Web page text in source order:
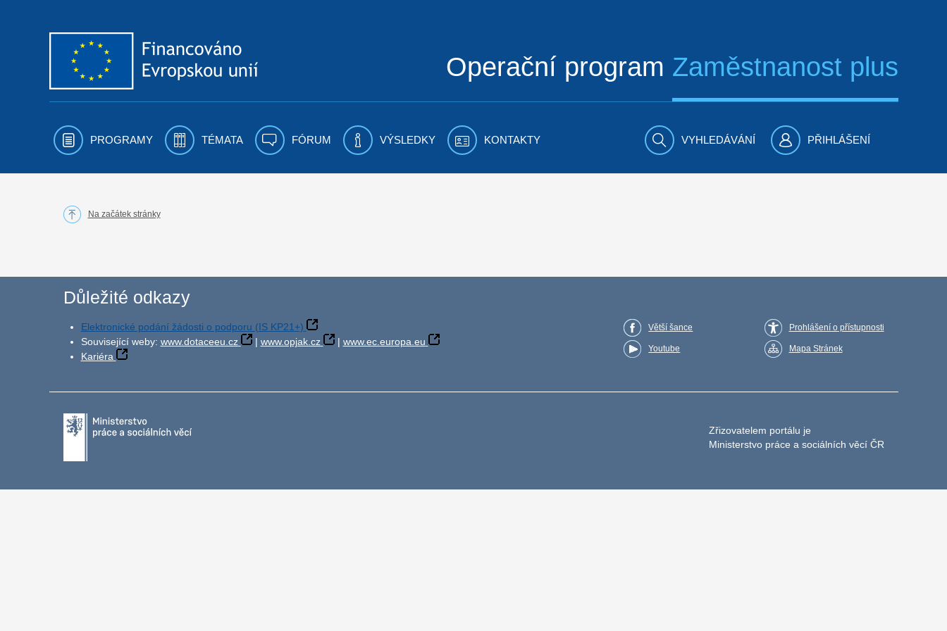
Operační program Zaměstnanost plus
PROGRAMY TÉMATA FÓRUM VÝSLEDKY KONTAKTY VYHLEDÁVÁNÍ PŘIHLÁŠENÍ
Na začátek stránky
Důležité odkazy
Elektronické podání žádosti o podporu (IS KP21+)
Související weby: www.dotaceeu.cz | www.opjak.cz | www.ec.europa.eu
Kariéra
Větší šance
Youtube
Prohlášení o přístupnosti
Mapa Stránek
Zřizovatelem portálu je
Ministerstvo práce a sociálních věcí ČR